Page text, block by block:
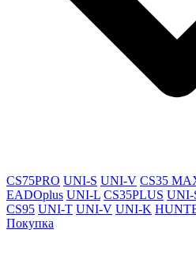
CS75PRO UNI-S UNI-V CS35
EADOplus UNI-L CS35PLUS UNI-
CS95 UNI-T UNI-V UNI-K
Покупка